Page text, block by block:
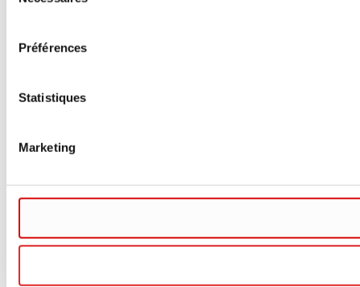
Préférences
Statistiques
Marketing